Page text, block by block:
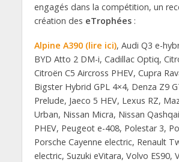
engagés dans la compétition, un
création des eTrophées:
Alpine A390 (lire ici), Audi Q3 e-
BYD Atto 2 DM-i, Cadillac Optiq,
Citroën C5 Aircross PHEV, Cupra
Bigster Hybrid GPL 4×4, Denza Z9
Prelude, Jaeco 5 HEV, Lexus RZ,
Urban, Nissan Micra, Nissan
PHEV, Peugeot e-408, Polestar 3,
Porsche Cayenne electric, Renault
electric, Suzuki eVitara, Volvo ES90,